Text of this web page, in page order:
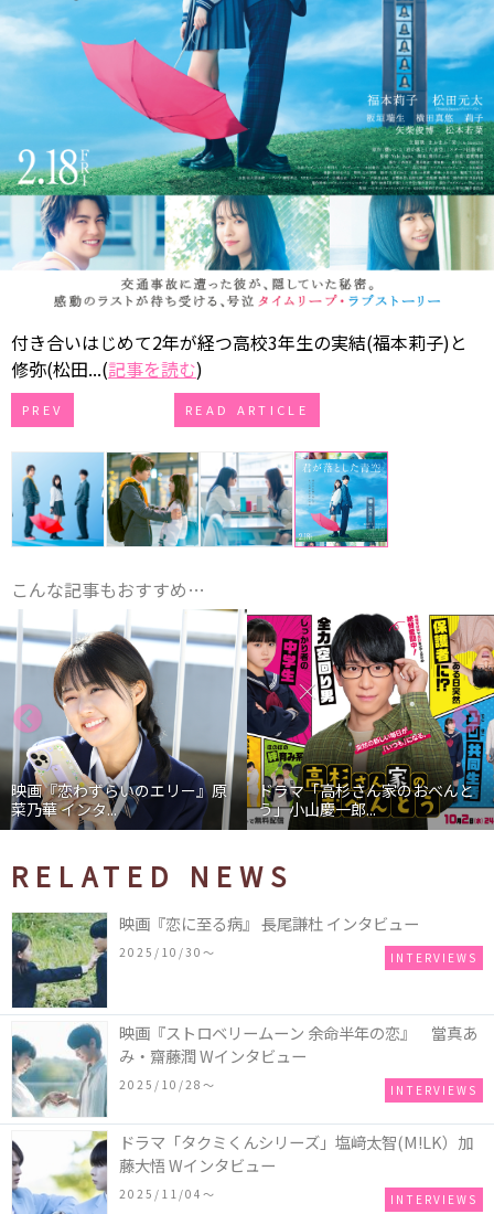
付き合いはじめて2年が経つ高校3年生の実結(福本莉子)と
修弥(松田...(記事を読む)
PREV READ ARTICLE
こんな記事もおすすめ…
映画『恋わずらいのエリー』原
菜乃華 インタ...
ドラマ「高杉さん家のおべんと
う」小山慶一郎...
RELATED NEWS
映画『恋に至る病』 長尾謙杜 インタビュー
2025/10/30〜 INTERVIEWS
映画『ストロベリームーン 余命半年の恋』 當真あ
み・齋藤潤 Wインタビュー
2025/10/28〜 INTERVIEWS
ドラマ「タクミくんシリーズ」塩﨑太智(M!LK）加
藤大悟 Wインタビュー
2025/11/04〜 INTERVIEWS